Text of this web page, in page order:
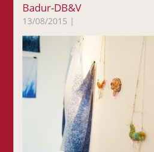
Badur-DB&V
13/08/2015 |